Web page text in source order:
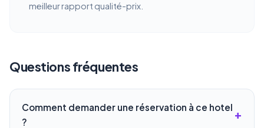
meilleur rapport qualité-prix.
Questions fréquentes
Comment demander une réservation à ce hotel
?